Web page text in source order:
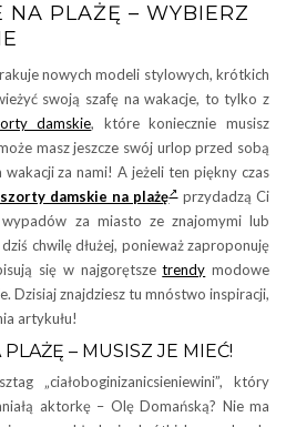
NA PLAŻĘ – WYBIERZ
nowych modeli stylowych, krótkich
swoją szafę na wakacje, to tylko z
damskie, które koniecznie musisz
masz jeszcze swój urlop przed sobą
za nami! A jeżeli ten piękny czas
szorty damskie na plażę przydadzą Ci
za miasto ze znajomymi lub
chwilę dłużej, ponieważ zaproponuję
się w najgorętszetrendy modowe
Dzisiaj znajdziesz tu mnóstwo inspiracji,
artykułu!
– MUSISZ JE MIEĆ!
„ciałoboginizanicsieniewini”, który
aktorkę – Olę Domańską? Nie ma